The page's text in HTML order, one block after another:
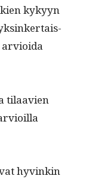
kykyyn
arvioi­da
tilaavien
hyvinkin